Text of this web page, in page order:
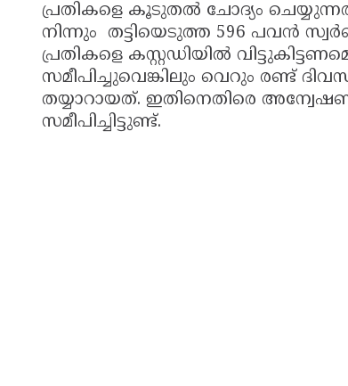
പ്രതികളെ കൂടുതൽ ചോദ്യം
നിന്നും തട്ടിയെടുത്ത 596 പവൻ
പ്രതികളെ കസ്റ്റഡിയിൽ
സമീപിച്ചുവെങ്കിലും വെറും രണ്ട്
തയ്യാറായത്. ഇതിനെതിരെ
സമീപിച്ചിട്ടുണ്ട്.